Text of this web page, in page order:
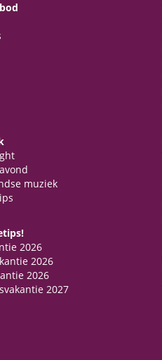
muziek
2026
2026
2026
2027